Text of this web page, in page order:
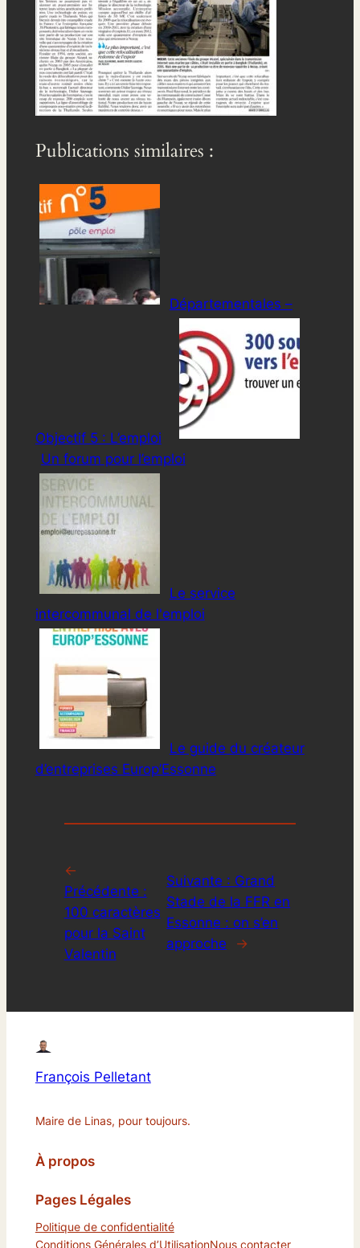
Publications similaires :
Départementales –
Objectif 5 : L’emploi
Un forum pour l’emploi
Le service
intercommunal de l'emploi
Le guide du créateur
d’entreprises Europ’Essonne
←
Précédente :
100 caractères
pour la Saint
Valentin
Suivante : Grand
Stade de la FFR en
Essonne : on s’en
approche
→
François Pelletant
Maire de Linas, pour toujours.
À propos
Pages Légales
Politique de confidentialité
Conditions Générales d’UtilisationNous contacter